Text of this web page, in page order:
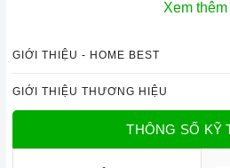
năng.
Công nghệ điều khiển “Direct
nhiệt.
Xem thêm
GIỚI THIỆU - HOME BEST
GIỚI THIỆU THƯƠNG HIỆU
THÔNG SỐ KỸ